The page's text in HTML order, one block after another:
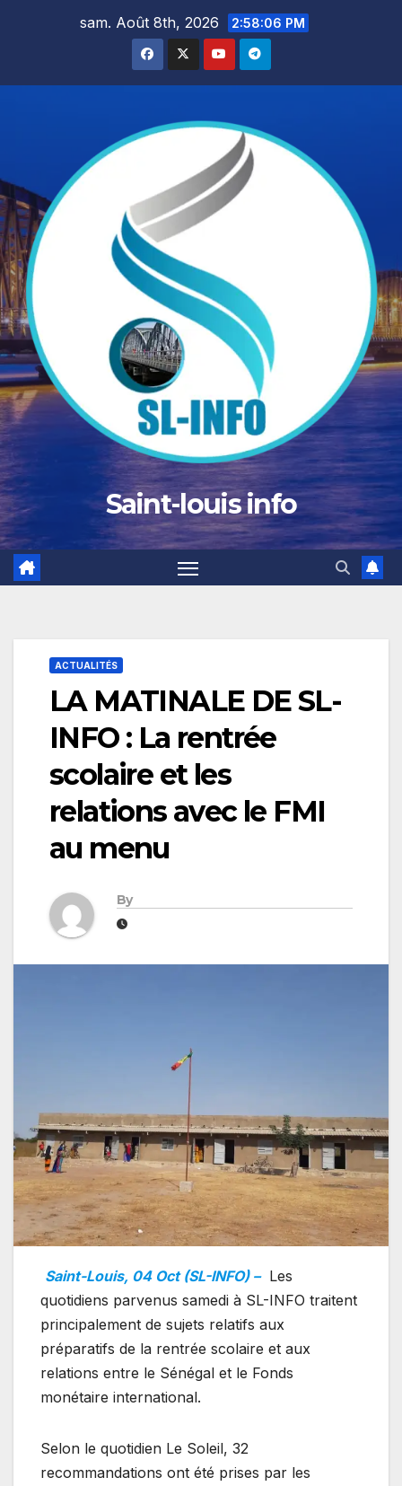
sam. Août 8th, 2026 2:58:08 PM
Saint-louis info
ACTUALITÉS
LA MATINALE DE SL-
INFO : La rentrée
scolaire et les
relations avec le FMI
au menu
By
Saint-Louis, 04 Oct (SL-INFO) – Les
quotidiens parvenus samedi à SL-INFO traitent
principalement de sujets relatifs aux
préparatifs de la rentrée scolaire et aux
relations entre le Sénégal et le Fonds
monétaire international.
Selon le quotidien Le Soleil, 32
recommandations ont été prises par les